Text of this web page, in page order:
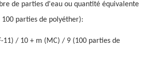
de parties d'eau ou quantité équivalente
parties de polyéther):
11) / 10 + m (MC) / 9 (100 parties de